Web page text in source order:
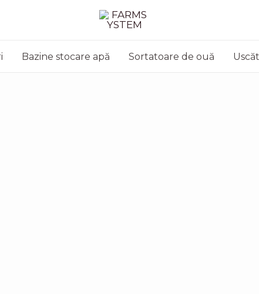
Bazine stocare apă Sortatoare de ouă